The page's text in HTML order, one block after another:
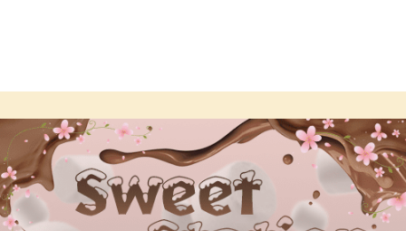
ЇСТІВНІ ЧАШЕЧКИ ГОТОВІ НАБОРИ